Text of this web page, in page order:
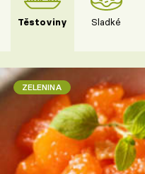
Těstoviny Sladké
ZELENINA